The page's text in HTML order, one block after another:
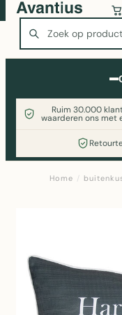
Ruim 30.000
waarderen ons met
Wasmachine of
Home /